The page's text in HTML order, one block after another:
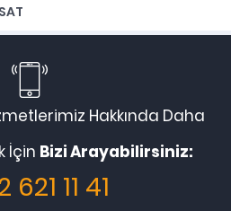
Hakkında Daha
İçin Bizi Arayabilirsiniz:
621 11 41